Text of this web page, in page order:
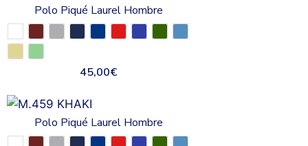
Polo Piqué Laurel Hombre
45,00€
Polo Piqué Laurel Hombre